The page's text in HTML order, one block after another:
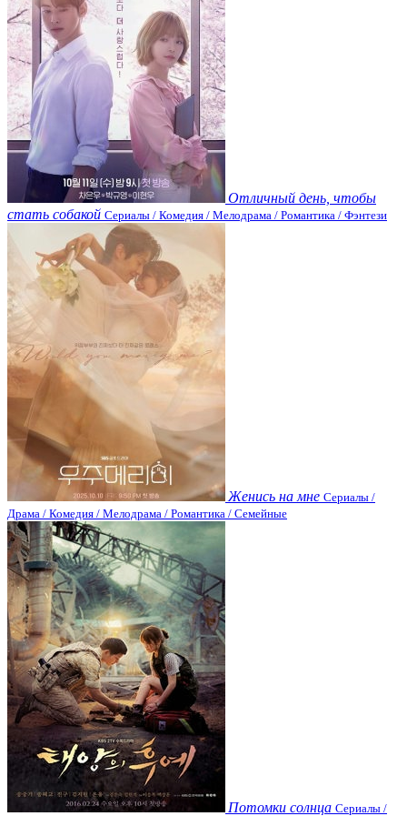
Отличный день, чтобы
стать собакой Сериалы / Комедия / Мелодрама / Романтика / Фэнтези
Женись на мне Сериалы /
Драма / Комедия / Мелодрама / Романтика / Семейные
Потомки солнца Сериалы /